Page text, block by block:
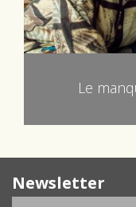
Le
Newsletter